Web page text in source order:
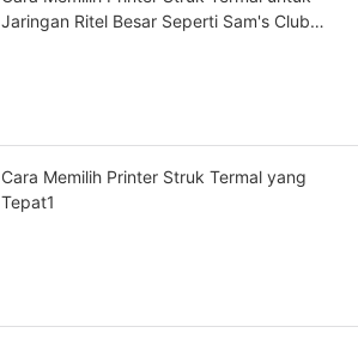
Jaringan Ritel Besar Seperti Sam's Club
Cara Memilih Printer Struk Termal yang
Tepat1